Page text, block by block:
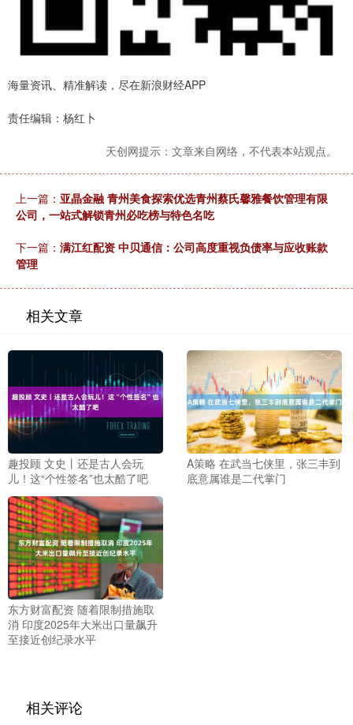
海量资讯、精准解读，尽在新浪财经APP
责任编辑：杨红卜
天创网提示：文章来自网络，不代表本站观点。
上一篇： 亚晶金融 青州美食探索优选青州蔡氏馨雅餐饮管理有限
公司，一站式解锁青州必吃榜与特色名吃
下一篇： 满江红配资 中贝通信：公司高度重视负债率与应收账款
管理
相关文章
趣投顾 文史丨还是古人会玩
儿！这“个性签名”也太酷了吧
A策略 在武当七侠里，张三丰到
底意属谁是二代掌门
东方财富配资 随着限制措施取
消 印度2025年大米出口量飙升
至接近创纪录水平
相关评论